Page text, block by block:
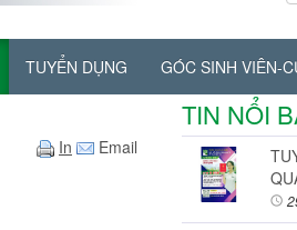
TUYỂN DỤNG GÓC SINH VIÊN-
In
Email
TIN NỔI